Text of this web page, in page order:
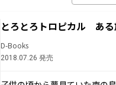
とろとろトロピカル あ
D-Books
2018.07.26 発売